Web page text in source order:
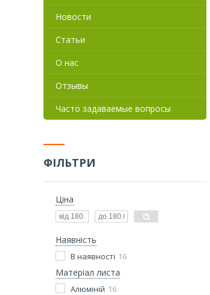
Новости
Статьи
О нас
Отзывы
Часто задаваемые вопросы
ФІЛЬТРИ
Ціна
Наявність
В наявності 16
Матеріал листа
Алюміній 16